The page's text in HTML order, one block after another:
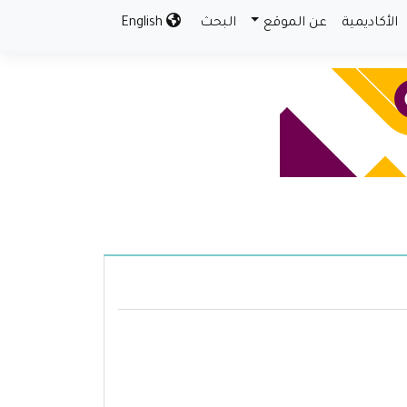
الأكاديمية عن الموقع البحث